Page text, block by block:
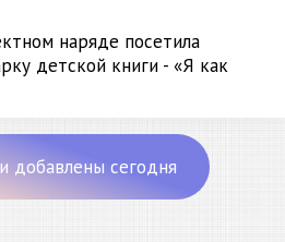
наряде посетила
детской книги - «Я как
добавлены сегодня